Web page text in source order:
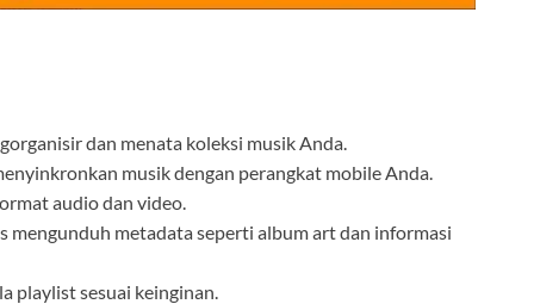
dan menata koleksi musik Anda.
musik dengan perangkat mobile Anda.
audio dan video.
mengunduh metadata seperti album art dan informasi
playlist sesuai keinginan.